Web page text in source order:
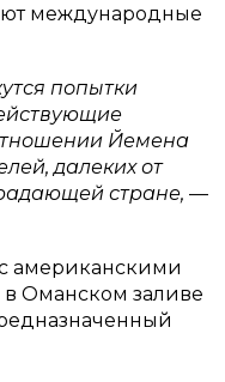
международные
попытки
Йемена
далеких от
стране,—
американскими
Оманском заливе